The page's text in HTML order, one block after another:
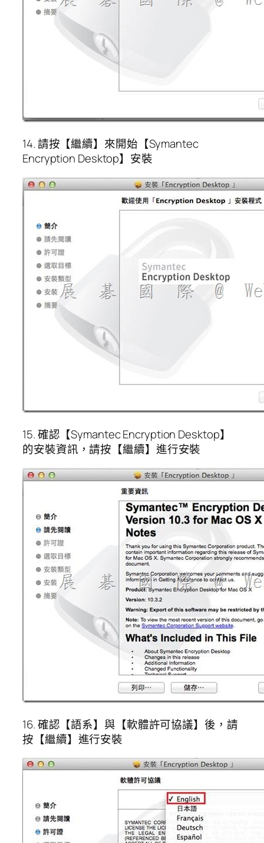
14. 請按【繼續】來開始【Symantec
Encryption Desktop】安裝
15. 確認【Symantec Encryption Desktop】
的安裝資訊，請按【繼續】進行安裝
16. 確認【語系】與【軟體許可協議】後，請
按【繼續】進行安裝